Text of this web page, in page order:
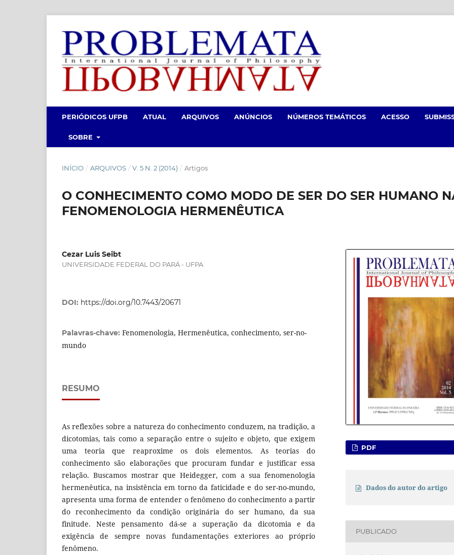
PERIÓDICOS UFPB ATUAL ARQUIVOS ANÚNCIOS NÚMEROS TEMÁTICOS ACESSO
SOBRE
INÍCIO / ARQUIVOS / V. 5 N. 2 (2014) / Artigos
O CONHECIMENTO COMO MODO DE SER DO SER HUMANO
FENOMENOLOGIA HERMENÊUTICA
Cezar Luis Seibt
UNIVERSIDADE FEDERAL DO PARÁ - UFPA
DOI: https://doi.org/10.7443/20671
Palavras-chave: Fenomenologia, Hermenêutica, conhecimento, ser-no-
mundo
RESUMO
As reflexões sobre a natureza do conhecimento conduzem, na tradição, a
dicotomias, tais como a separação entre o sujeito e objeto, que exigem
uma teoria que reaproxime os dois elementos. As teorias do
conhecimento são elaborações que procuram fundar e justificar essa
relação. Buscamos mostrar que Heidegger, com a sua fenomenologia
hermenêutica, na insistência em torno da faticidade e do ser-no-mundo,
apresenta uma forma de entender o fenômeno do conhecimento a partir
do reconhecimento da condição originária do ser humano, da sua
finitude. Neste pensamento dá-se a superação da dicotomia e da
exigência de sempre novas fundamentações exteriores ao próprio
fenômeno.
PDF
Dados do autor do artigo
PUBLICADO